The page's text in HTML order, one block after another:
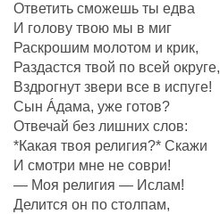
Ответить сможешь ты едва
И голову твою мы в миг
Раскрошим молотом и крик,
Раздастся твой по всей округе,
Вздрогнут звери все в испуге!
Сын Áдама, уже готов?
Отвечай без лишних слов:
*Какая твоя религия?* Скажи
И смотри мне не соври!
— Моя религия — Ислам!
Делится он по столпам,